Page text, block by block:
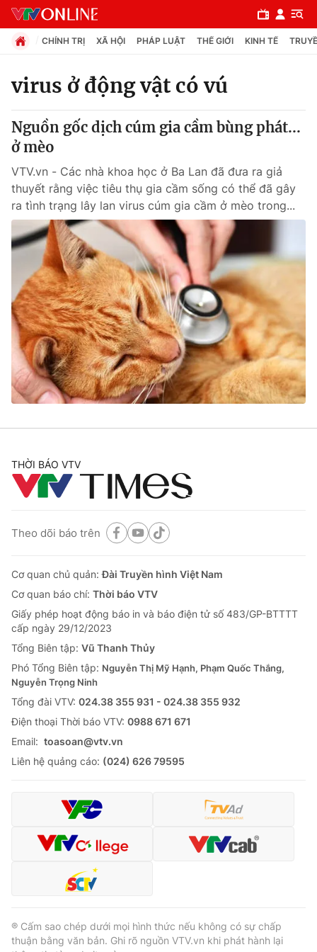
Chuyên mục
Chính trị
Xã hội
Pháp luật
Thế giới
Tin tức
Thế giới đó đây
Câu chuyện quốc tế
Kinh tế
Tài chính
Thị trường
Góc doanh nghiệp
Dữ liệu và đời sống
Truyền hình
Phim VTV
Hậu trường
Giải sao mai
Giải trí
Điện ảnh
Âm nhạc
Du lịch
Làm đẹp
Chất lượng cuộc sống
Tuyển sinh
Học trực tuyến
Công nghệ
Hitech Công nghệ tương lai
Sản phẩm
Thị trường
Tư vấn
Giao lưu trực tuyến
Lịch phát sóng
Chuyên mục khác
Emagazine Podcast
Video Shorts video
VTV Money
VTV Sức khoẻ Bất động sản
CHÍNH TRỊ XÃ HỘI PHÁP LUẬT THẾ GIỚI KINH TẾ
virus ở động vật có vú
Nguồn gốc dịch cúm gia cầm bùng phát...
ở mèo
VTV.vn - Các nhà khoa học ở Ba Lan đã đưa ra giả
thuyết rằng việc tiêu thụ gia cầm sống có thể đã gây
ra tình trạng lây lan virus cúm gia cầm ở mèo trong...
THỜI BÁO VTV
Theo dõi báo trên
Cơ quan chủ quản:Đài Truyền hình Việt Nam
Cơ quan báo chí: Thời báo VTV
Giấy phép hoạt động báo in và báo điện tử số 483/GP-BTTTT
cấp ngày 29/12/2023
Tổng Biên tập: Vũ Thanh Thủy
Phó Tổng Biên tập: Nguyễn Thị Mỹ Hạnh, Phạm Quốc Thắng,
Nguyễn Trọng Ninh
Tổng đài VTV: 024.38 355 931 - 024.38 355 932
Ðiện thoại Thời báo VTV: 0988 671 671
Email: toasoan@vtv.vn
Liên hệ quảng cáo: (024) 626 79595
® Cấm sao chép dưới mọi hình thức nếu không có sự chấp
thuận bằng văn bản. Ghi rõ nguồn VTV.vn khi phát hành lại